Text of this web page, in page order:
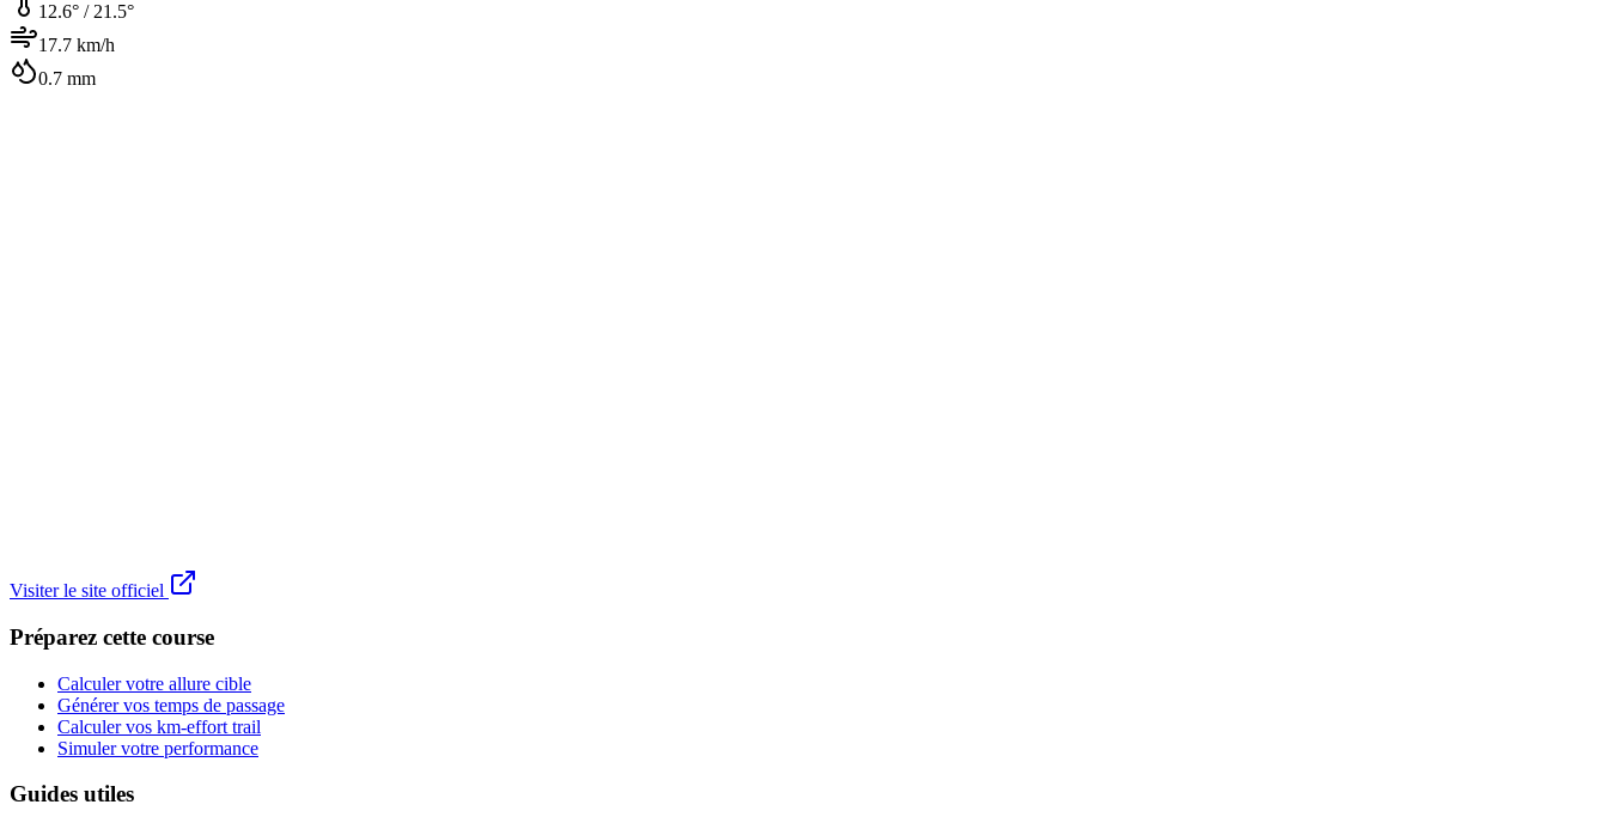
12.6° / 21.5°
17.7 km/h
0.7 mm
Visiter le site officiel
Préparez cette course
Calculer votre allure cible
Générer vos temps de passage
Calculer vos km-effort trail
Simuler votre performance
Guides utiles